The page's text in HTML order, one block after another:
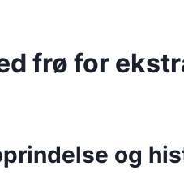
frø for
og